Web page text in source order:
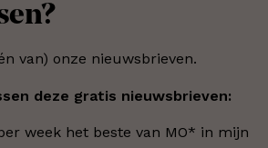
van) onze nieuwsbrieven.
deze gratis nieuwsbrieven:
week het beste van MO* in mijn